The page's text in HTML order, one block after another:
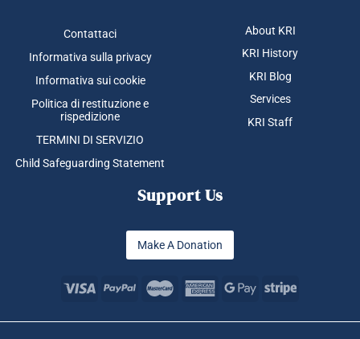
Contattaci
Informativa sulla privacy
Informativa sui cookie
Politica di restituzione e
rispedizione
TERMINI DI SERVIZIO
Child Safeguarding Statement
About KRI
KRI History
KRI Blog
Services
KRI Staff
Support Us
Make A Donation